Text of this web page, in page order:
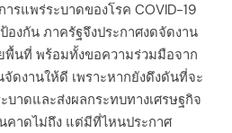
ารแพร่ระบาดของโรค COVID-19
งกัน ภาครัฐจึงประกาศงดจัดงาน
พื้นที่ พร้อมทั้งขอความร่วมมือจาก
ดงานให้ดี เพราะหากยังดึงดันที่จะ
บาดและส่งผลกระทบทางเศรษฐกิจ
คาดไม่ถึง แต่มีที่ไหนประกาศ